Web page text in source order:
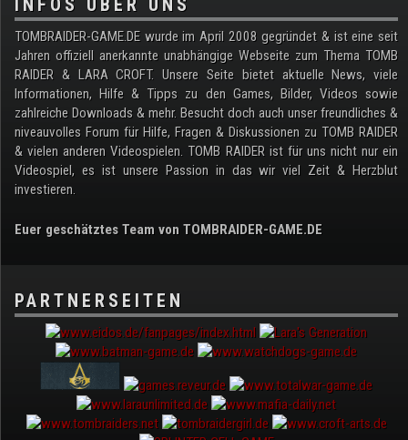
INFOS ÜBER UNS
TOMBRAIDER-GAME.DE wurde im April 2008 gegründet & ist eine seit
Jahren offiziell anerkannte unabhängige Webseite zum Thema TOMB
RAIDER & LARA CROFT. Unsere Seite bietet aktuelle News, viele
Informationen, Hilfe & Tipps zu den Games, Bilder, Videos sowie
zahlreiche Downloads & mehr. Besucht doch auch unser freundliches &
niveauvolles Forum für Hilfe, Fragen & Diskussionen zu TOMB RAIDER
& vielen anderen Videospielen. TOMB RAIDER ist für uns nicht nur ein
Videospiel, es ist unsere Passion in das wir viel Zeit & Herzblut
investieren.
Euer geschätztes Team von TOMBRAIDER-GAME.DE
PARTNERSEITEN